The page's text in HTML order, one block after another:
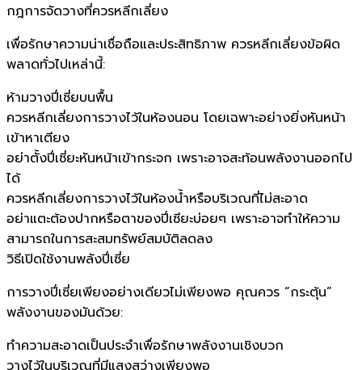
กฎการจัดวางที่ควรหลีกเลี่ยง
เพื่อรักษาความน่าเชื่อถือและประสิทธิภาพ ควรหลีกเลี่ยงข้อผิด
พลาดทั่วไปเหล่านี้:
ห้ามวางปี่เซี่ยบนพื้น
ควรหลีกเลี่ยงการวางไว้ในห้องนอน โดยเฉพาะอย่างยิ่งหันหน้า
เข้าหาเตียง
อย่าตั้งปี่เซี่ยะหันหน้าเข้ากระจก เพราะอาจสะท้อนพลังงานออกไป
ได้
ควรหลีกเลี่ยงการวางไว้ในห้องน้ำหรือบริเวณที่ไม่สะอาด
อย่าแตะต้องปากหรือตาของปี่เซียะบ่อยๆ เพราะอาจทำให้ความ
สามารถในการสะสมทรัพย์สมบัติลดลง
วิธีเปิดใช้งานพลังปี่เซี่ย
การวางปี่เซี่ยเพียงอย่างเดียวไม่เพียงพอ คุณควร “กระตุ้น”
พลังงานของมันด้วย:
ทำความสะอาดเป็นประจำเพื่อรักษาพลังงานเชิงบวก
วางไว้ในบริเวณที่มีแสงสว่างเพียงพอ